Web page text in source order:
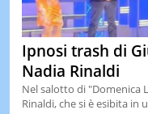
Ipnosi trash di
Nadia Rinaldi
Nel salotto di "Domenica
Rinaldi, che si è esibita